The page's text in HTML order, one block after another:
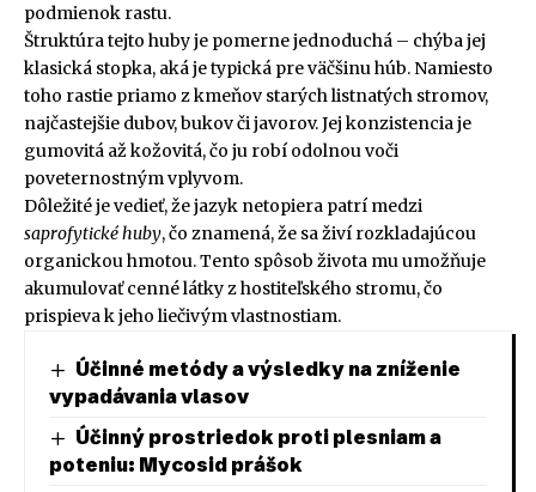
podmienok rastu.
Štruktúra tejto huby je pomerne jednoduchá – chýba jej
klasická stopka, aká je typická pre väčšinu húb. Namiesto
toho rastie priamo z kmeňov starých listnatých stromov,
najčastejšie dubov, bukov či javorov. Jej konzistencia je
gumovitá až kožovitá, čo ju robí odolnou voči
poveternostným vplyvom.
Dôležité je vedieť, že jazyk netopiera patrí medzi
saprofytické huby, čo znamená, že sa živí rozkladajúcou
organickou hmotou. Tento spôsob života mu umožňuje
akumulovať cenné látky z hostiteľského stromu, čo
prispieva k jeho liečivým vlastnostiam.
Účinné metódy a výsledky na zníženie
vypadávania vlasov
Účinný prostriedok proti plesniam a
poteniu: Mycosid prášok